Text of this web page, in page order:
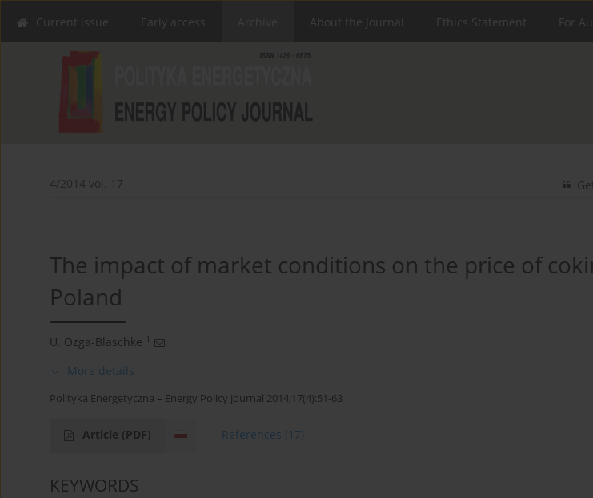
Current issue Early access About the Journal Ethics Statement For
4/2014 vol. 17
The impact of market conditions on the price of
Poland
U. Ozga-Blaschke 1
More details
Polityka Energetyczna – Energy Policy Journal 2014;17(4):51-63
Article (PDF) References (17)
KEYWORDS